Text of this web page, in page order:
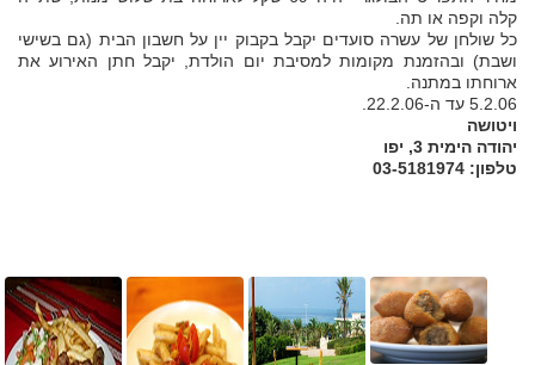
קלה וקפה או תה.
כל שולחן של עשרה סועדים יקבל בקבוק יין על חשבון הבית (גם בשישי
ושבת) ובהזמנת מקומות למסיבת יום הולדת, יקבל חתן האירוע את
ארוחתו במתנה.
5.2.06 עד ה-22.2.06.
ויטושה
יהודה הימית 3, יפו
טלפון: 03-5181974